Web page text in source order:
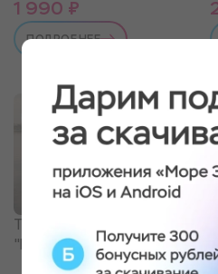
1 990 ₽
ПОДРОБНЕЕ
Тур на байдарках
"Великая река"